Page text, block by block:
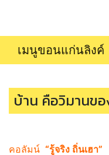
เมนูขอนแก่นลิงค์
บ้าน คือวิมานขอ
คอลัมน์ “รู้จริง ถิ่นเฮา”